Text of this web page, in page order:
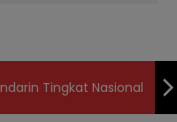
Tingkat Nasional